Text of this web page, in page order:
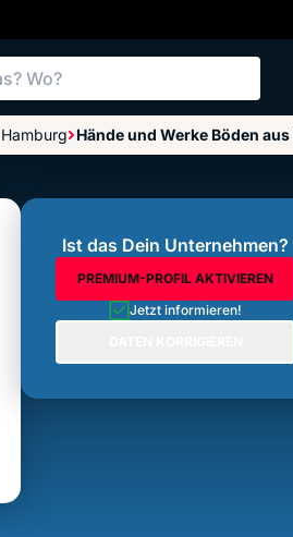
Wo?
Hände und Werke Böden
Ist das Dein Unternehmen?
PREMIUM-PROFIL AKTIVIEREN
Jetzt informieren!